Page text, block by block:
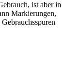
ist aber in
Markierungen,